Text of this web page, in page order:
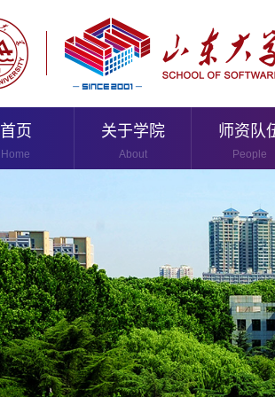
首页
Home
关于学院
About
师资队
People